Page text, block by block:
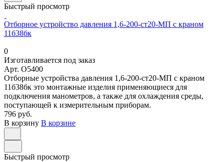
Быстрый просмотр
Отборное устройство давления 1,6-200-ст20-МП с краном
11б38бк
0
Изготавливается под заказ
Арт. O5400
Отборные устройства давления 1,6-200-ст20-МП с краном
11б38бк это монтажные изделия применяющиеся для
подключения манометров, а также для охлаждения среды,
поступающей к измерительным приборам.
796 руб.
В корзину В корзине
Быстрый просмотр